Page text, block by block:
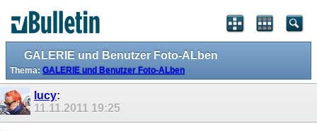
GALERIE und Benutzer Foto-ALben
Thema: GALERIE und Benutzer Foto-ALben
lucy:
11.11.2011 19:25